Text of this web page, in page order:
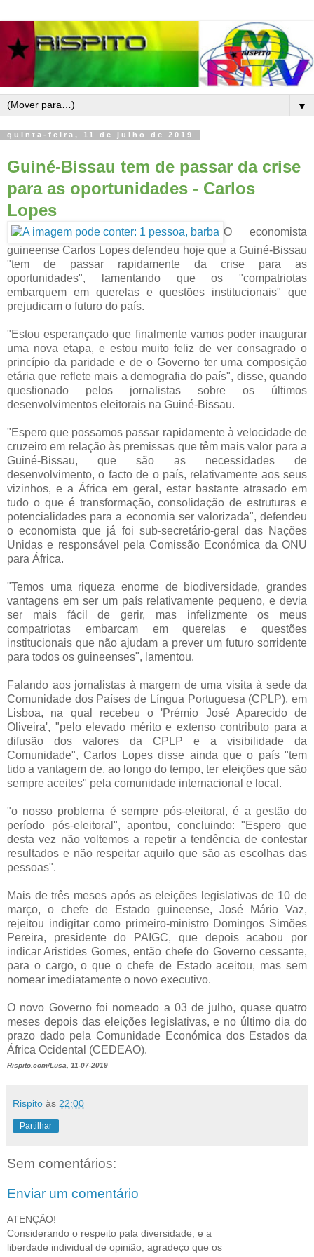
▼
quinta-feira, 11 de julho de 2019
Guiné-Bissau tem de passar da crise
para as oportunidades - Carlos
Lopes
O economista
guineense Carlos Lopes defendeu hoje que a Guiné-Bissau
"tem de passar rapidamente da crise para as
oportunidades", lamentando que os "compatriotas
embarquem em querelas e questões institucionais" que
prejudicam o futuro do país.
"Estou esperançado que finalmente vamos poder inaugurar
uma nova etapa, e estou muito feliz de ver consagrado o
princípio da paridade e de o Governo ter uma composição
etária que reflete mais a demografia do país", disse, quando
questionado pelos jornalistas sobre os últimos
desenvolvimentos eleitorais na Guiné-Bissau.
"Espero que possamos passar rapidamente à velocidade de
cruzeiro em relação às premissas que têm mais valor para a
Guiné-Bissau, que são as necessidades de
desenvolvimento, o facto de o país, relativamente aos seus
vizinhos, e a África em geral, estar bastante atrasado em
tudo o que é transformação, consolidação de estruturas e
potencialidades para a economia ser valorizada", defendeu
o economista que já foi sub-secretário-geral das Nações
Unidas e responsável pela Comissão Económica da ONU
para África.
"Temos uma riqueza enorme de biodiversidade, grandes
vantagens em ser um país relativamente pequeno, e devia
ser mais fácil de gerir, mas infelizmente os meus
compatriotas embarcam em querelas e questões
institucionais que não ajudam a prever um futuro sorridente
para todos os guineenses", lamentou.
Falando aos jornalistas à margem de uma visita à sede da
Comunidade dos Países de Língua Portuguesa (CPLP), em
Lisboa, na qual recebeu o 'Prémio José Aparecido de
Oliveira', "pelo elevado mérito e extenso contributo para a
difusão dos valores da CPLP e a visibilidade da
Comunidade", Carlos Lopes disse ainda que o país "tem
tido a vantagem de, ao longo do tempo, ter eleições que são
sempre aceites" pela comunidade internacional e local.
"o nosso problema é sempre pós-eleitoral, é a gestão do
período pós-eleitoral", apontou, concluindo: "Espero que
desta vez não voltemos a repetir a tendência de contestar
resultados e não respeitar aquilo que são as escolhas das
pessoas".
Mais de três meses após as eleições legislativas de 10 de
março, o chefe de Estado guineense, José Mário Vaz,
rejeitou indigitar como primeiro-ministro Domingos Simões
Pereira, presidente do PAIGC, que depois acabou por
indicar Aristides Gomes, então chefe do Governo cessante,
para o cargo, o que o chefe de Estado aceitou, mas sem
nomear imediatamente o novo executivo.
O novo Governo foi nomeado a 03 de julho, quase quatro
meses depois das eleições legislativas, e no último dia do
prazo dado pela Comunidade Económica dos Estados da
África Ocidental (CEDEAO).
Rispito.com/Lusa, 11-07-2019
Rispito às 22:00
Partilhar
Sem comentários:
Enviar um comentário
ATENÇÃO!
Considerando o respeito pala diversidade, e a
liberdade individual de opinião, agradeço que os